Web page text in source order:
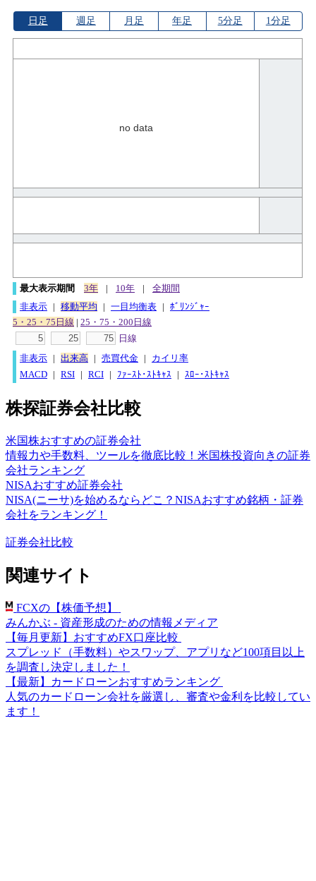
日足 週足 月足 年足 5分足 1分足
no data
最大表示期間 3年 | 10年 |
全期間
非表示 | 移動平均 | 一目均衡表 | ﾎﾞﾘﾝｼﾞｬｰ
5・25・75日線 | 25・75・200日線
日線
非表示 | 出来高 | 売買代金 |
カイリ率
MACD | RSI | RCI | ﾌｧｰｽﾄ･ｽﾄｷｬｽ | ｽﾛｰ･ｽﾄｷｬｽ
株探証券会社比較
米国株おすすめの証券会社
情報力や手数料、ツールを徹底比較！米国株投資向きの証券
会社ランキング
NISAおすすめ証券会社
NISA(ニーサ)を始めるならどこ？NISAおすすめ銘柄・証券
会社をランキング！
証券会社比較
関連サイト
FCXの【株価予想】
みんかぶ - 資産形成のための情報メディア
【毎月更新】おすすめFX口座比較
スプレッド（手数料）やスワップ、アプリなど100項目以上
を調査し決定しました！
【最新】カードローンおすすめランキング
人気のカードローン会社を厳選し、審査や金利を比較してい
ます！